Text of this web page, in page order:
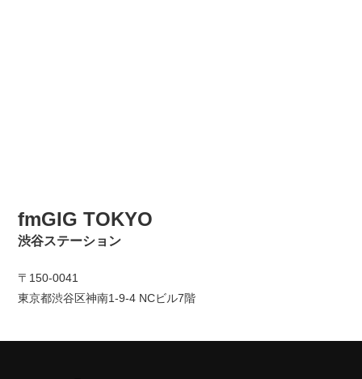
fmGIG TOKYO
渋谷ステーション
〒150-0041
東京都渋谷区神南1-9-4 NCビル7階